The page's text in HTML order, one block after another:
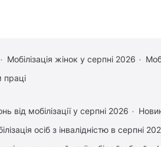
Мобілізація жінок у серпні 2026
праці
від мобілізації у серпні 2026
осіб з інвалідністю в серпні